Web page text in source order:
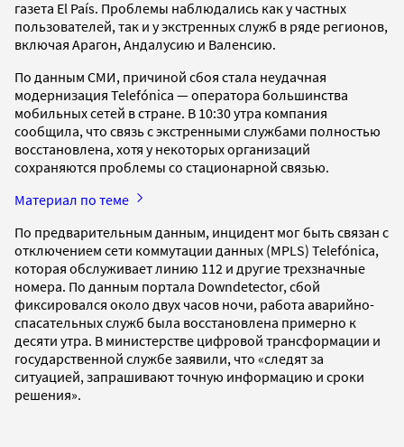
газета El País. Проблемы наблюдались как у частных
пользователей, так и у экстренных служб в ряде регионов,
включая Арагон, Андалусию и Валенсию.
По данным СМИ, причиной сбоя стала неудачная
модернизация Telefónica —оператора большинства
мобильных сетей в стране. В 10:30 утра компания
сообщила, что связь с экстренными службами полностью
восстановлена, хотя у некоторых организаций
сохраняются проблемы со стационарной связью.
Материал по теме
По предварительным данным, инцидент мог быть связан с
отключением сети коммутации данных (MPLS) Telefónica,
которая обслуживает линию 112 и другие трехзначные
номера. По данным портала Downdetector, сбой
фиксировался около двух часов ночи, работа аварийно-
спасательных служб была восстановлена примерно к
десяти утра. В министерстве цифровой трансформации и
государственной службе заявили, что «следят за
ситуацией, запрашивают точную информацию и сроки
решения».